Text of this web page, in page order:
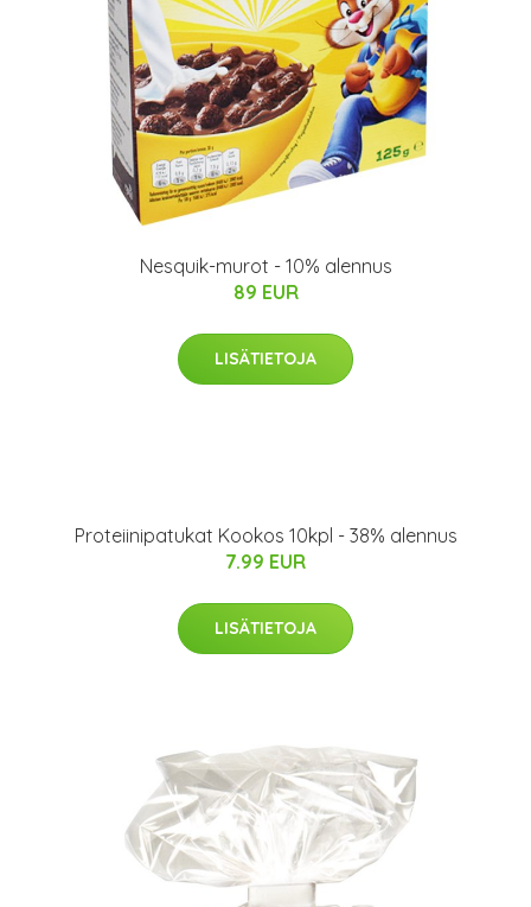
Nesquik-murot - 10% alennus
89 EUR
LISÄTIETOJA
Proteiinipatukat Kookos 10kpl - 38% alennus
7.99 EUR
LISÄTIETOJA